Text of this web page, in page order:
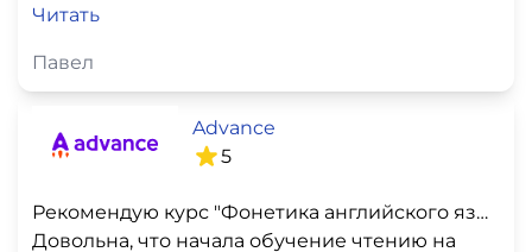
Читать
Павел
Advance
5
Рекомендую курс "Фонетика английского языка" для отработки произношения и чтения на английском
Довольна, что начала обучение чтению на